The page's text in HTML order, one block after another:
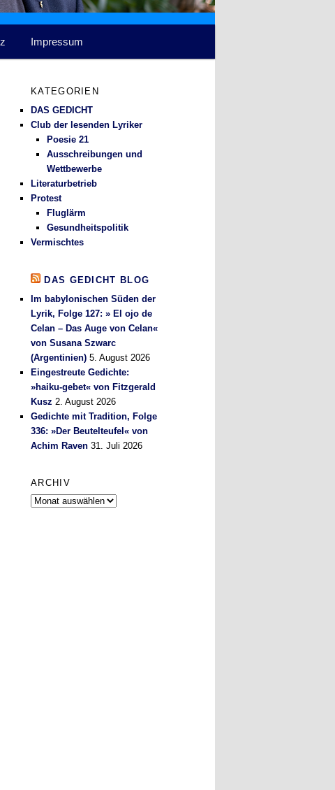
Impressum
KATEGORIEN
DAS GEDICHT
Club der lesenden Lyriker
Poesie 21
Ausschreibungen und
Wettbewerbe
Literaturbetrieb
Protest
Fluglärm
Gesundheitspolitik
Vermischtes
DAS GEDICHT BLOG
Im babylonischen Süden der
Lyrik, Folge 127: » El ojo de
Celan – Das Auge von Celan«
von Susana Szwarc
(Argentinien) 5. August 2026
Eingestreute Gedichte:
»haiku-gebet« von Fitzgerald
Kusz 2. August 2026
Gedichte mit Tradition, Folge
336: »Der Beutelteufel« von
Achim Raven 31. Juli 2026
ARCHIV
Archiv